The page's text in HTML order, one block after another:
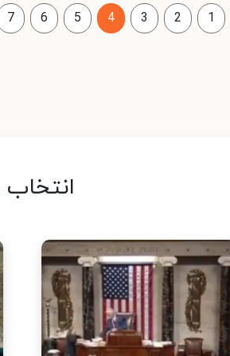
1
2
3
4
5
6
7
انتخاب